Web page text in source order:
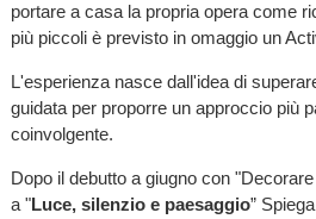
portare a casa la propria opera come
più piccoli è previsto in omaggio un
L'esperienza nasce dall'idea di
guidata per proporre un approccio più
coinvolgente.
Dopo il debutto a giugno con
a "Luce, silenzio e paesaggio”